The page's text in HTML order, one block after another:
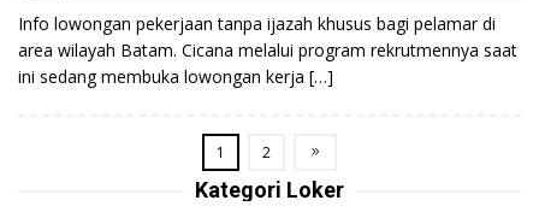
Info lowongan pekerjaan tanpa ijazah khusus bagi pelamar di
area wilayah Batam. Cicana melalui program rekrutmennya saat
ini sedang membuka lowongan kerja […]
1 2
Kategori Loker